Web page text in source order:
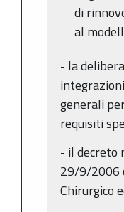
di
al
- la
generali
requisiti
- il decreto
29/9/2006
Chirurgico